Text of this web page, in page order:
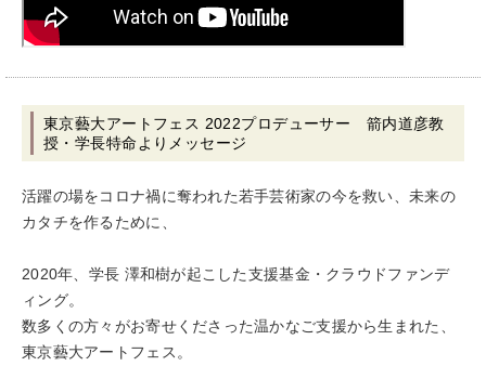
東京藝大アートフェス 2022プロデューサー 箭内道彦教
授・学長特命よりメッセージ
活躍の場をコロナ禍に奪われた若手芸術家の今を救い、未来の
カタチを作るために、
2020年、学長 澤和樹が起こした支援基金・クラウドファンデ
ィング。
数多くの方々がお寄せくださった温かなご支援から生まれた、
東京藝大アートフェス。